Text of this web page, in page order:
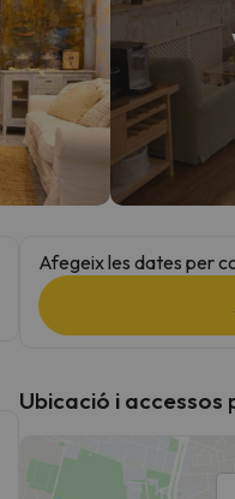
Afegeix les dates per
Ubicació i accessos